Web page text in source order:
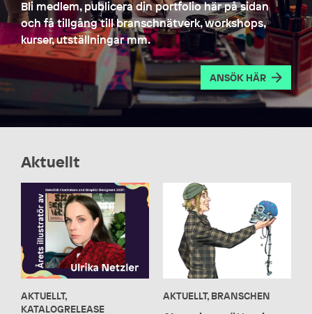
Bli medlem, publicera din portfolio här på sidan
och få tillgång till branschnätverk, workshops,
kurser, utställningar mm.
ANSÖK HÄR
Aktuellt
AKTUELLT,
KATALOGRELEASE
AKTUELLT, BRANSCHEN